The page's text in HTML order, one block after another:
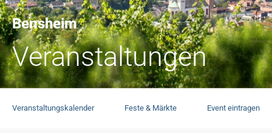
Bensheim
Veranstaltungen
Veranstaltungskalender Feste & Märkte Event eintragen